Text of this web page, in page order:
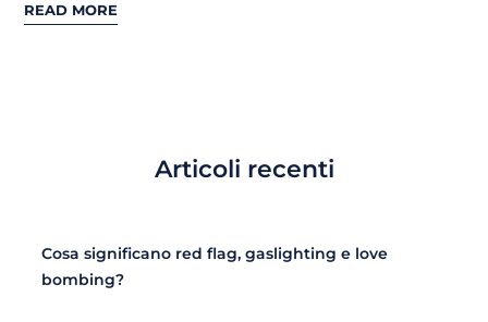
READ MORE
Articoli recenti
Cosa significano red flag, gaslighting e love
bombing?